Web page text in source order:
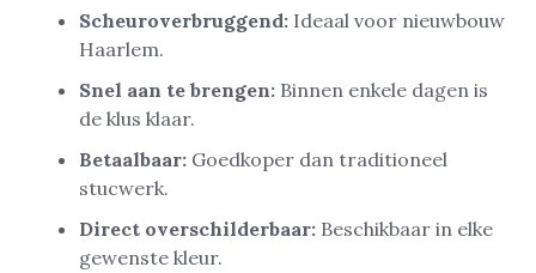
Scheuroverbruggend: Ideaal voor nieuwbouw
Haarlem.
Snel aan te brengen: Binnen enkele dagen is
de klus klaar.
Betaalbaar: Goedkoper dan traditioneel
stucwerk.
Direct overschilderbaar: Beschikbaar in elke
gewenste kleur.